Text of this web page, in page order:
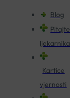
Blog
Pitajte
ljekarnika
Kartice
vjernosti